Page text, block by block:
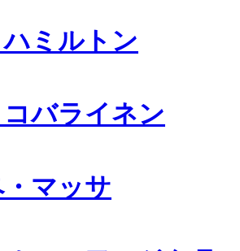
ミルトン
バライネン
マッサ